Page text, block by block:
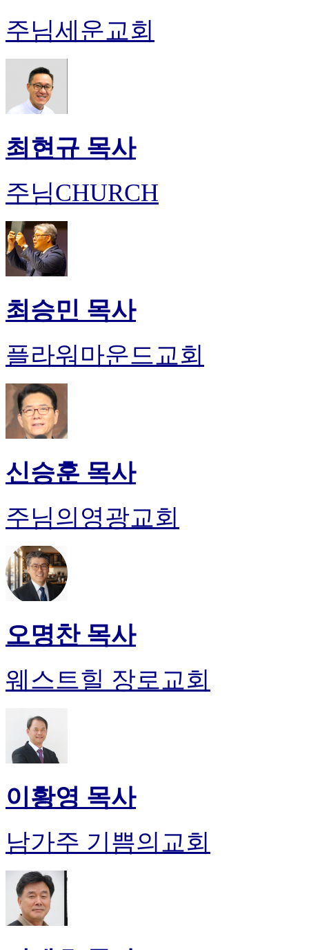
주님세운교회
최현규 목사
주님CHURCH
최승민 목사
플라워마운드교회
신승훈 목사
주님의영광교회
오명찬 목사
웨스트힐 장로교회
이황영 목사
남가주 기쁨의교회